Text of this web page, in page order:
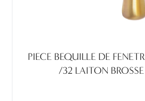
PIECE BEQUILLE DE
/32 LAITON